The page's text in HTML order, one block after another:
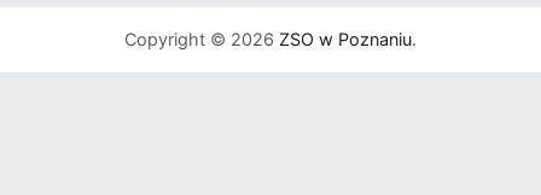
Copyright © 2026 ZSO w Poznaniu.